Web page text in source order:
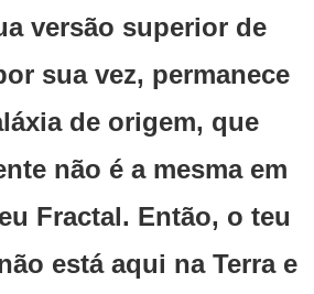
versão superior de
sua vez, permanece
de origem, que
não é a mesma em
Fractal. Então, o teu
está aqui na Terra e